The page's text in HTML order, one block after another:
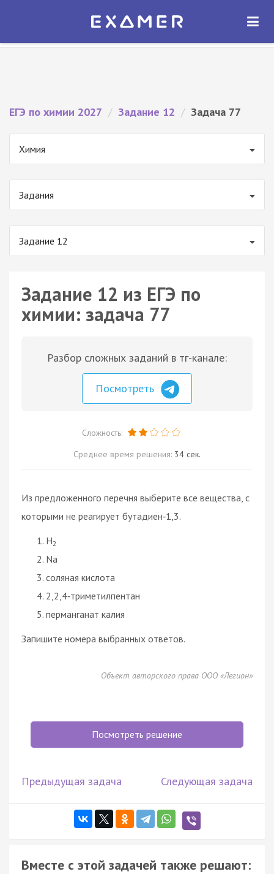
Экзамер — ЕГЭ 2027
ОТКРЫТЬ
ЕГЭ по химии 2027 / Задание 12 / Задача 77
Химия
Задания
Задание 12
Задание 12 из ЕГЭ по
химии: задача 77
Разбор сложных заданий в тг-канале:
Посмотреть
Сложность:
Среднее время решения: 34 сек.
Из предложенного перечня выберите все вещества, с
которыми не реагирует бутадиен‑1,3.
H2
Na
соляная кислота
2,2,4‑триметилпентан
перманганат калия
Запишите номера выбранных ответов.
Объект авторского права ООО «Легион»
Посмотреть решение
Предыдущая задача Следующая задача
Вместе с этой задачей также решают: